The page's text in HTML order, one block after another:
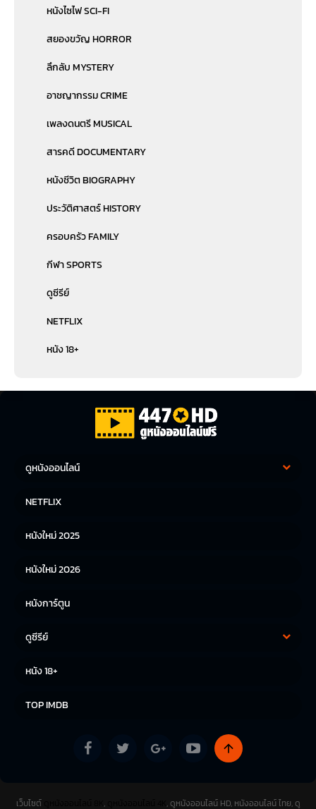
หนังไซไฟ SCI-FI
สยองขวัญ HORROR
ลึกลับ MYSTERY
อาชญากรรม CRIME
เพลงดนตรี MUSICAL
สารคดี DOCUMENTARY
หนังชีวิต BIOGRAPHY
ประวัติศาสตร์ HISTORY
ครอบครัว FAMILY
กีฬา SPORTS
ดูซีรีย์
NETFLIX
หนัง 18+
ดูหนังออนไลน์
หนังญี่ปุ่น
NETFLIX
หนังใหม่ 2025
หนังใหม่ 2026
หนังการ์ตูน
ดูซีรีย์
หนัง 18+
TOP IMDB
เว็บไซต์ , , ดูหนังออนไลน์ HD, หนังออนไลน์ ไทย, ดู